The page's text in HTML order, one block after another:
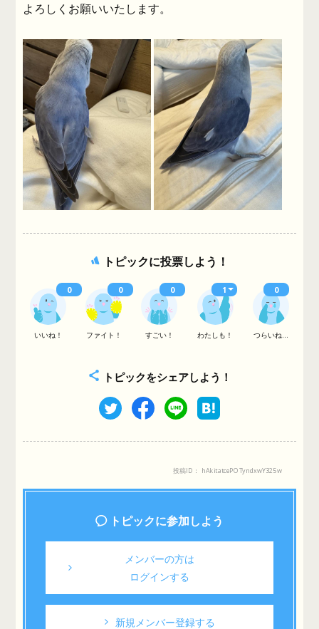
よろしくお願いいたします。
トピックに投票しよう！
いいね！ ファイト！ すごい！ わたしも！ つらいね...
0 0 0 1 0
トピックをシェアしよう！
投稿ID： hAkitatcePOTyndxwY325w
トピックに参加しよう
メンバーの方は
ログインする
新規メンバー登録する